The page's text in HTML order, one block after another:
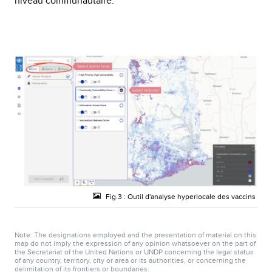
Fig.3 : Outil d'analyse hyperlocale des vaccins
Note: The designations employed and the presentation of material on this
map do not imply the expression of any opinion whatsoever on the part of
the Secretariat of the United Nations or UNDP concerning the legal status
of any country, territory, city or area or its authorities, or concerning the
delimitation of its frontiers or boundaries.